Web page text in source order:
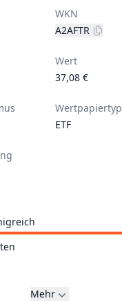
WKN
A2AFTR
Wert
37,08 €
Wertpapiertyp
ETF
Mehr